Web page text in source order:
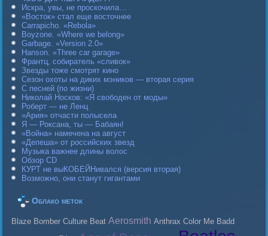
Искра, увы, не проскочила…
«Восток» стал еще восточнее
Carraрicho. «Rebola»
Boyzone. «Where we belong»
Garbage. «Version 2.0»
Hanson. «Three car garage»
Франтц, собиратель «сливок»
Звезды тоже смотрят кино
Сезон охоты на диких мэников — вторая серия
С песней (по жизни)
Николай Носков: «Я свободен от моды»
Роберт — не Ленц
«Ария» отчасти полысела
Я — Роксана, ты — Бабаян!
«Война» намечена на август
«Депеша» от российских звезд
Музыка важнее длины волос
Обзор CD
КУРТ не выКОБЕЙНивался (версия вторая)
Возможно, они станут гигантами
Облако меток
Blaze Bomber Culture Beat Aerosmith Anthrax Color Me Badd